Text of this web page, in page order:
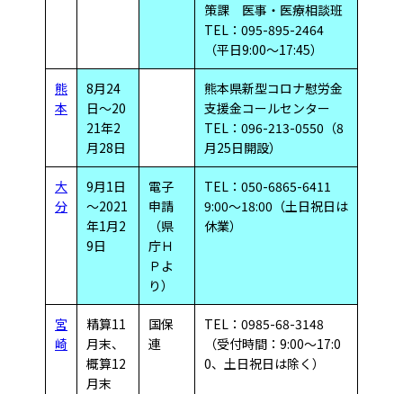
策課 医事・医療相談班
TEL：095-895-2464
（平日9:00～17:45）
熊
本
8月24
日～20
21年2
月28日
熊本県新型コロナ慰労金
支援金コールセンター
TEL：096-213-0550（8
月25日開設）
大
分
9月1日
～2021
年1月2
9日
電子
申請
（県
庁Ｈ
Ｐよ
り）
TEL：050-6865-6411
9:00～18:00（土日祝日は
休業）
宮
崎
精算11
月末、
概算12
月末
国保
連
TEL：0985-68-3148
（受付時間：9:00～17:0
0、土日祝日は除く）